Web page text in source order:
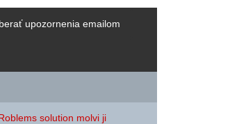
upozornenia emailom
solution molvi ji